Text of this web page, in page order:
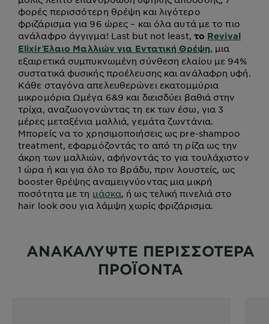
φορές περισσότερη θρέψη και λιγότερο
φριζάρισμα για 96 ώρες – και όλα αυτά με το πιο
ανάλαφρο άγγιγμα! Last but not least, το Revival
Elixir Έλαιο Μαλλιών για Εντατική Θρέψη, μια
εξαιρετικά συμπυκνωμένη σύνθεση ελαίου με 94%
συστατικά φυσικής προέλευσης και ανάλαφρη υφή.
Κάθε σταγόνα απελευθερώνει εκατομμύρια
μικρομόρια Ωμέγα 6&9 και διεισδύει βαθιά στην
τρίχα, αναζωογονώντας τη εκ των έσω, για 3
μέρες μεταξένια μαλλιά, γεμάτα ζωντάνια.
Μπορείς να το χρησιμοποιήσεις ως pre-shampoo
treatment, εφαρμόζοντάς το από τη ρίζα ως την
άκρη των μαλλιών, αφήνοντάς το για τουλάχιστον
1 ώρα ή και για όλο το βράδυ, πριν λουστείς, ως
booster θρέψης αναμειγνύοντας μια μικρή
ποσότητα με τη μάσκα, ή ως τελική πινελιά στο
hair look σου για λάμψη χωρίς φριζάρισμα.
ΑΝΑΚΑΛΥΨΤΕ ΠΕΡΙΣΣΟΤΕΡΑ
ΠΡΟΪΟΝΤΑ